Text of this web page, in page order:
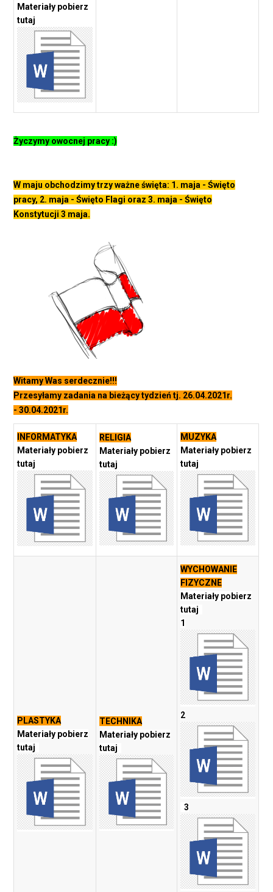
Materiały pobierz
tutaj
Życzymy owocnej pracy :)
W maju obchodzimy trzy ważne święta: 1. maja - Święto
pracy, 2. maja - Święto Flagi oraz 3. maja - Święto
Konstytucji 3 maja.
Witamy Was serdecznie!!!
Przesyłamy zadania na bieżący tydzień tj. 26.04.2021r.
- 30.04.2021r.
INFORMATYKA
Materiały pobierz
tutaj
RELIGIA
Materiały pobierz
tutaj
MUZYKA
Materiały pobierz
tutaj
PLASTYKA
Materiały pobierz
tutaj
TECHNIKA
Materiały pobierz
tutaj
WYCHOWANIE
FIZYCZNE
Materiały pobierz
tutaj
1
2
3